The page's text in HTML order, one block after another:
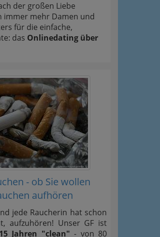
der großen Liebe
immer mehr Damen und
für die einfache,
das Onlinedating über
- ob Sie wollen
aufhören
jede Raucherin hat schon
aufzuhören! Unser GF ist
Jahren "clean" - von 80